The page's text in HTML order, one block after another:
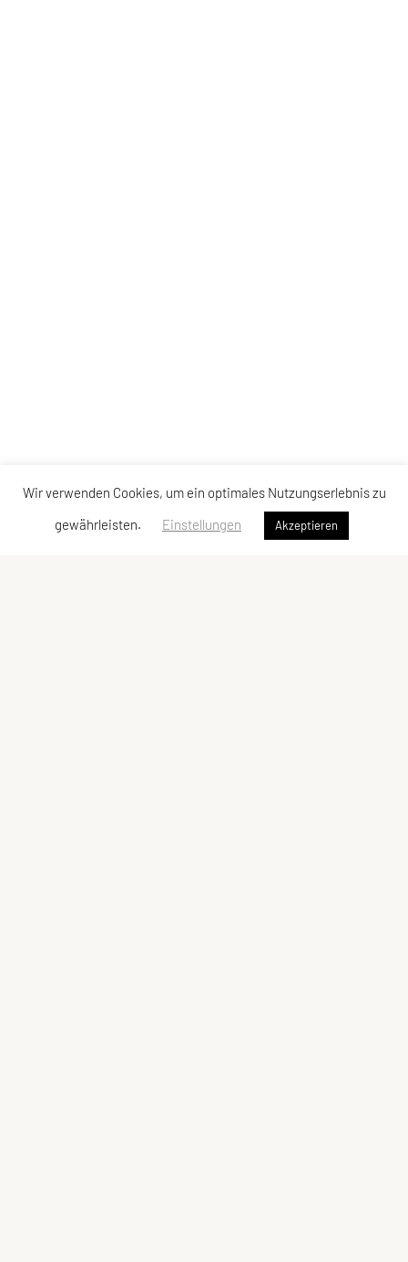
Wir verwenden Cookies, um ein optimales Nutzungserlebnis zu
gewährleisten.
Einstellungen Akzeptieren